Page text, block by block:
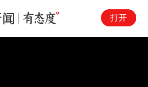
打开